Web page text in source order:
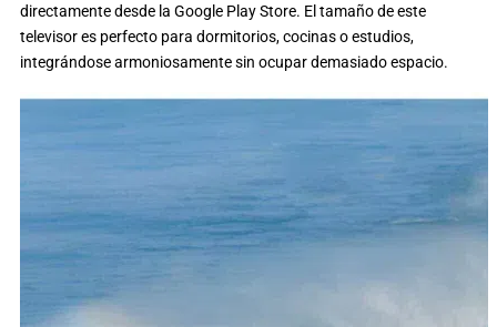
directamente desde la Google Play Store. El tamaño de este
televisor es perfecto para dormitorios, cocinas o estudios,
integrándose armoniosamente sin ocupar demasiado espacio.